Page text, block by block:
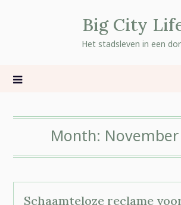
Big City
Het stadsleven in een
Month:
Schaamteloze reclame